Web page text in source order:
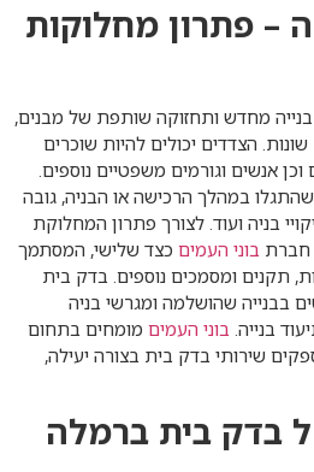
– פתרון מחלוקות
מחדש ותחזוקה שותפת של מבנים,
הצדדים יכולים להיות שוכרים
וכן אנשים וגורמים משפטיים נוספים.
במהלך הרכישה או הבניה, גובה
בניה ועוד. לצורך פתרון המחלוקת
חברת בוני העמים כצד שלישי, המסתמך
תקנים ומסמכים נוספים. בדק בית
בבנייה שהושלמה ומגרשי בניה
בנייה. בוני העמים מומחים בתחום
שירותי בדק בית בצורה יעילה,
בדק בית ברמלה